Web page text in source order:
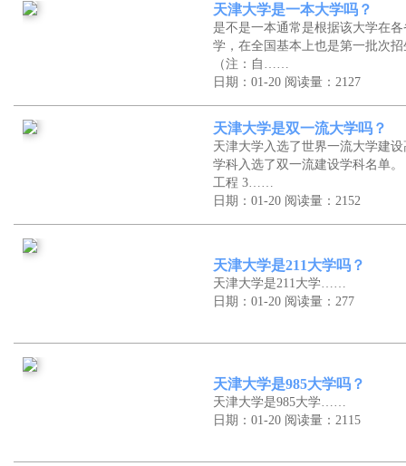
天津大学是一本大学吗？
是不是一本通常是根据该大学在
学，在全国基本上也是第一批次
（注：自……
日期：01-20 阅读量：2127
天津大学是双一流大学吗？
天津大学入选了世界一流大学建
学科入选了双一流建设学科名单
工程 3……
日期：01-20 阅读量：2152
天津大学是211大学吗？
天津大学是211大学……
日期：01-20 阅读量：277
天津大学是985大学吗？
天津大学是985大学……
日期：01-20 阅读量：2115